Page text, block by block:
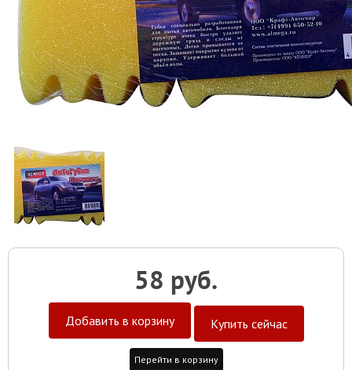
58 руб.
Добавить в корзину Купить сейчас
Перейти в корзину